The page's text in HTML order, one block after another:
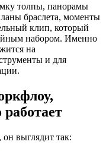
толпы, панорамы
браслета, моменты
клип, который
набором. Именно
на
и для
выглядит так: